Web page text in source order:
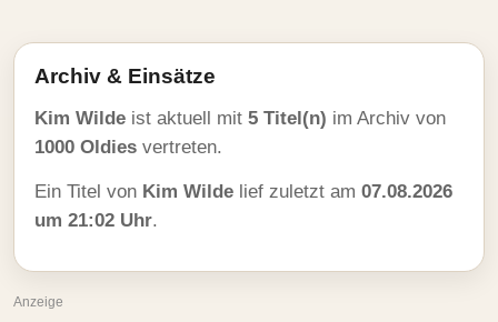
Archiv & Einsätze
Kim Wilde ist aktuell mit 5 Titel(n) im Archiv von
1000 Oldies vertreten.
Ein Titel von Kim Wilde lief zuletzt am 07.08.2026
um 21:02 Uhr.
Anzeige